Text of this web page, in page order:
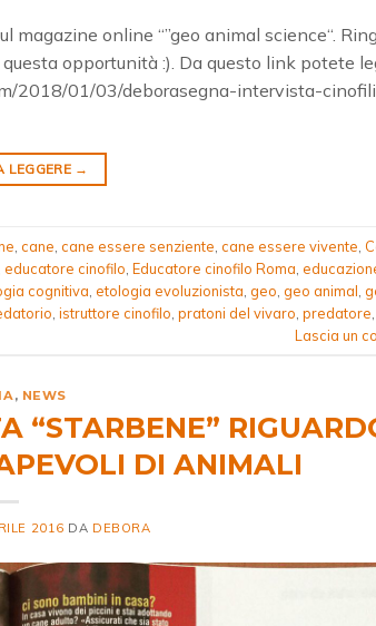
online “”geo animal science“.
opportunità :). Da questo link potete
2018/01/03/deborasegna-intervista-
LEGGERE →
cane cane essere senziente cane essere vivente
educatore cinofilo Educatore cinofilo Roma
cognitiva etologia evoluzionista geo geo animal
istruttore cinofilo pratoni del vivaro predatore
Lascia un
, NEWS
“STARBENE”
DI ANIMALI
2016 DA DEBORA